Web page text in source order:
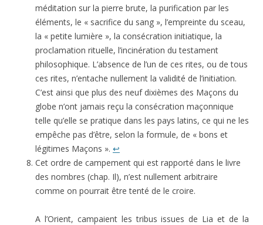
méditation sur la pierre brute, la purification par les
éléments, le « sacrifice du sang », l’empreinte du sceau,
la « petite lumière », la consécration initiatique, la
proclamation rituelle, l’incinération du testament
philosophique. L’absence de l’un de ces rites, ou de tous
ces rites, n’entache nullement la validité de l’initiation.
C’est ainsi que plus des neuf dixièmes des Maçons du
globe n’ont jamais reçu la consécration maçonnique
telle qu’elle se pratique dans les pays latins, ce qui ne les
empêche pas d’être, selon la formule, de « bons et
légitimes Maçons ». ↩
Cet ordre de campement qui est rapporté dans le livre
des nombres (chap. Il), n’est nullement arbitraire
comme on pourrait être tenté de le croire.
A l’Orient, campaient les tribus issues de Lia et de la